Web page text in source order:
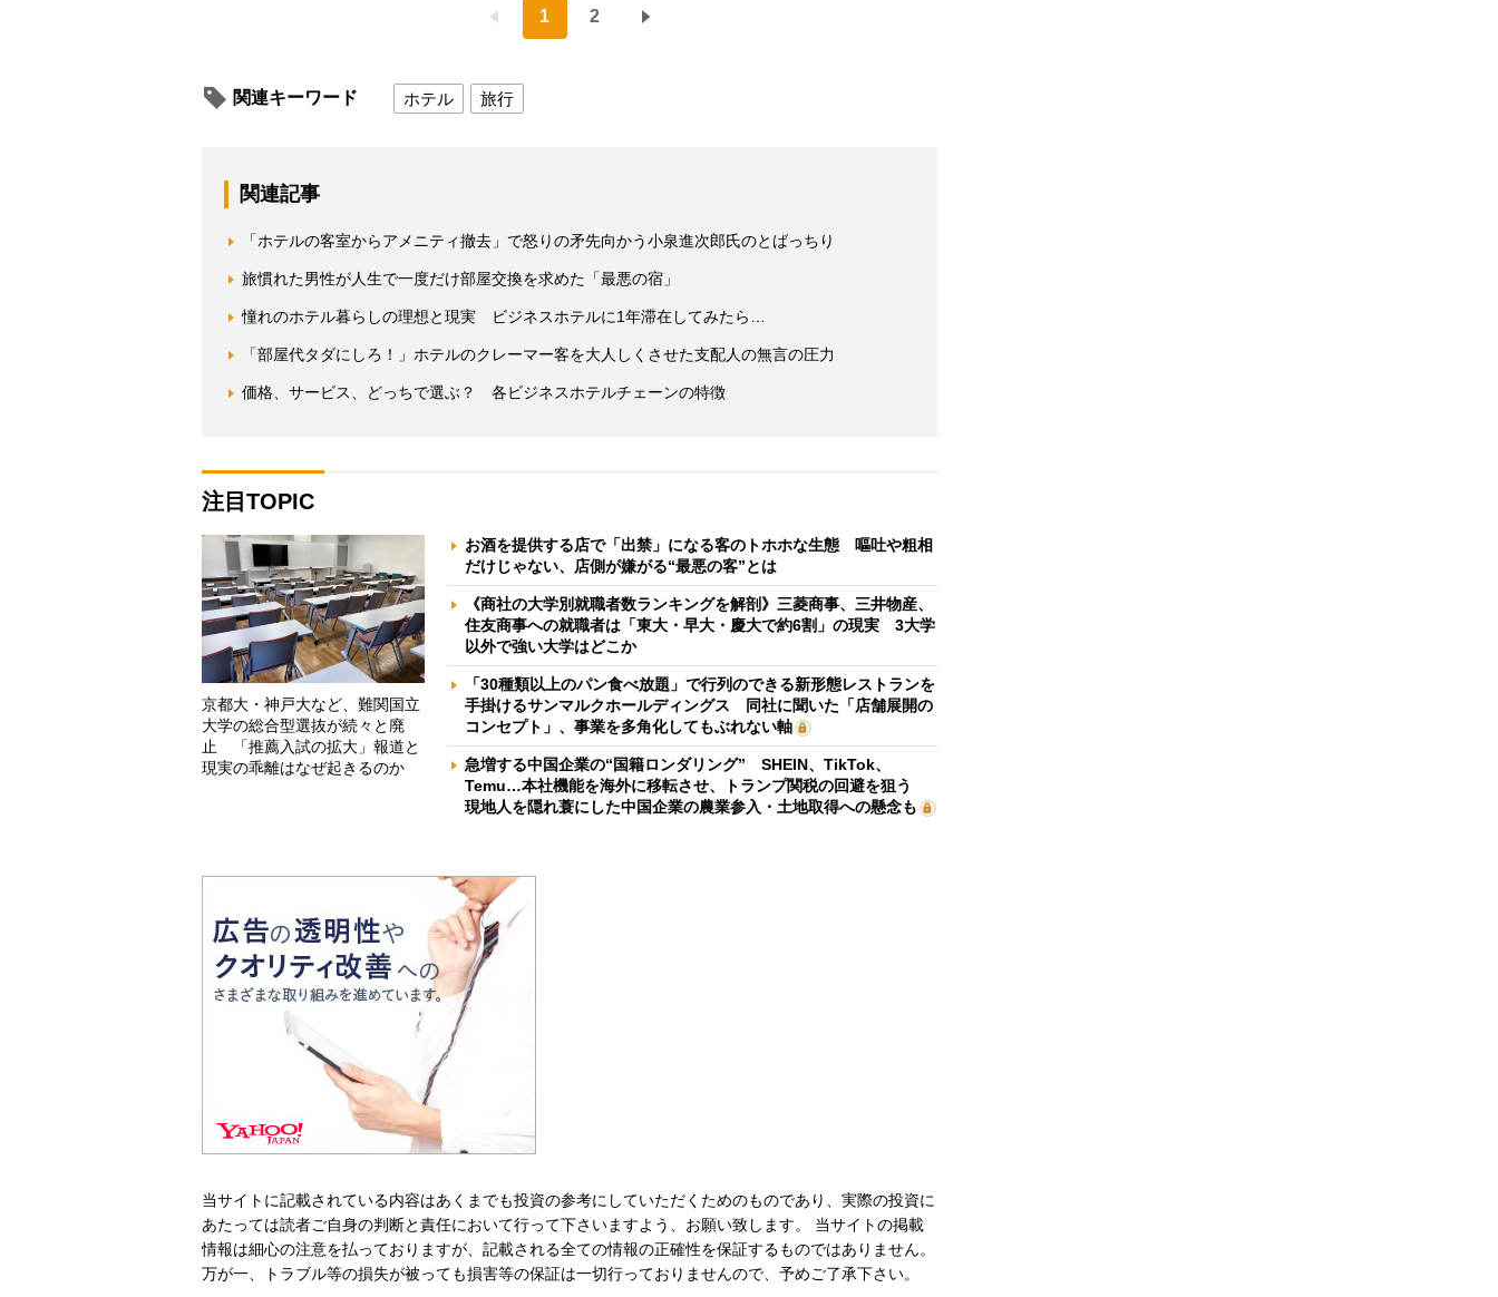
1 2
関連キーワード ホテル 旅行
関連記事
「ホテルの客室からアメニティ撤去」で怒りの矛先向かう小泉進次郎氏のとばっちり
旅慣れた男性が人生で一度だけ部屋交換を求めた「最悪の宿」
憧れのホテル暮らしの理想と現実 ビジネスホテルに1年滞在してみたら…
「部屋代タダにしろ！」ホテルのクレーマー客を大人しくさせた支配人の無言の圧力
価格、サービス、どっちで選ぶ？ 各ビジネスホテルチェーンの特徴
注目TOPIC
京都大・神戸大など、難関国立
大学の総合型選抜が続々と廃
止 「推薦入試の拡大」報道と
現実の乖離はなぜ起きるのか
お酒を提供する店で「出禁」になる客のトホホな生態 嘔吐や粗相
だけじゃない、店側が嫌がる“最悪の客”とは
《商社の大学別就職者数ランキングを解剖》三菱商事、三井物産、
住友商事への就職者は「東大・早大・慶大で約6割」の現実 3大学
以外で強い大学はどこか
「30種類以上のパン食べ放題」で行列のできる新形態レストランを
手掛けるサンマルクホールディングス 同社に聞いた「店舗展開の
コンセプト」、事業を多角化してもぶれない軸
急増する中国企業の“国籍ロンダリング” SHEIN、TikTok、
Temu…本社機能を海外に移転させ、トランプ関税の回避を狙う
現地人を隠れ蓑にした中国企業の農業参入・土地取得への懸念も
当サイトに記載されている内容はあくまでも投資の参考にしていただくためのものであり、実際の投資に
あたっては読者ご自身の判断と責任において行って下さいますよう、お願い致します。 当サイトの掲載
情報は細心の注意を払っておりますが、記載される全ての情報の正確性を保証するものではありません。
万が一、トラブル等の損失が被っても損害等の保証は一切行っておりませんので、予めご了承下さい。